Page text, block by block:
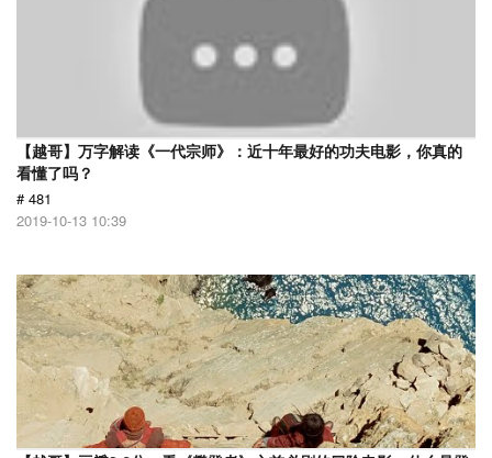
【越哥】万字解读《一代宗师》：近十年最好的功夫电影，你真的
看懂了吗？
# 481
2019-10-13 10:39